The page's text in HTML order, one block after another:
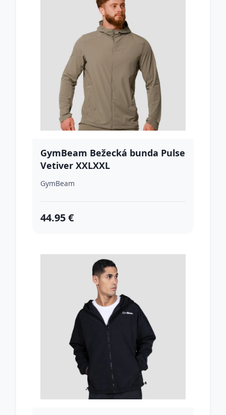
GymBeam Bežecká bunda Pulse
Vetiver XXLXXL
GymBeam
44.95 €